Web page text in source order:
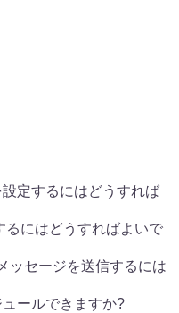
定するにはどうすれば
るにはどうすればよいで
ッセージを送信するには
ールできますか?